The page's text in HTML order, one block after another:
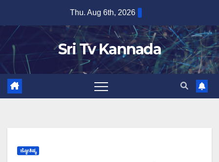
content
Thu. Aug 6th, 2026
Sri Tv Kannada
ಜ್ಯೋತಿಷ್ಯ